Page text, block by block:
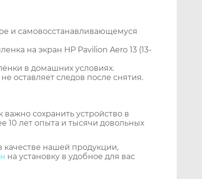
и самовосстанавливающемуся
на экран HP Pavilion Aero 13 (13-
в домашних условиях.
оставляет следов после снятия.
сохранить устройство в
10 лет опыта и тысячи довольных
нашей продукции,
на установку в удобное для вас